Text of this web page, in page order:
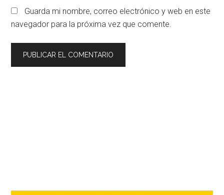
Guarda mi nombre, correo electrónico y web en este
navegador para la próxima vez que comente.